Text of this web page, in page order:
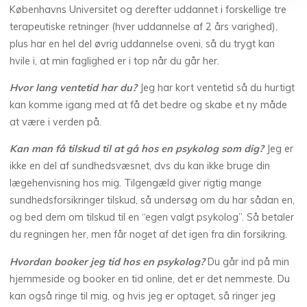
Københavns Universitet og derefter uddannet i forskellige tre
terapeutiske retninger (hver uddannelse af 2 års varighed),
plus har en hel del øvrig uddannelse oveni, så du trygt kan
hvile i, at min faglighed er i top når du går her.
Hvor lang ventetid har du?Jeg har kort ventetid så du hurtigt
kan komme igang med at få det bedre og skabe et ny måde
at være i verden på.
Kan man få tilskud til at gå hos en psykolog som dig?Jeg er
ikke en del af sundhedsvæsnet, dvs du kan ikke bruge din
lægehenvisning hos mig. Tilgengæld giver rigtig mange
sundhedsforsikringer tilskud, så undersøg om du har sådan en,
og bed dem om tilskud til en “egen valgt psykolog”. Så betaler
du regningen her, men får noget af det igen fra din forsikring.
Hvordan booker jeg tid hos en psykolog?Du går ind på min
hjemmeside og booker en tid online, det er det nemmeste. Du
kan også ringe til mig, og hvis jeg er optaget, så ringer jeg